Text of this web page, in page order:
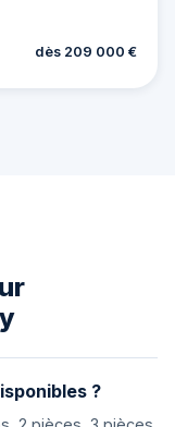
dès 209 000 €
?